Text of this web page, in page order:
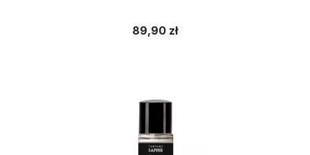
89,90 zł